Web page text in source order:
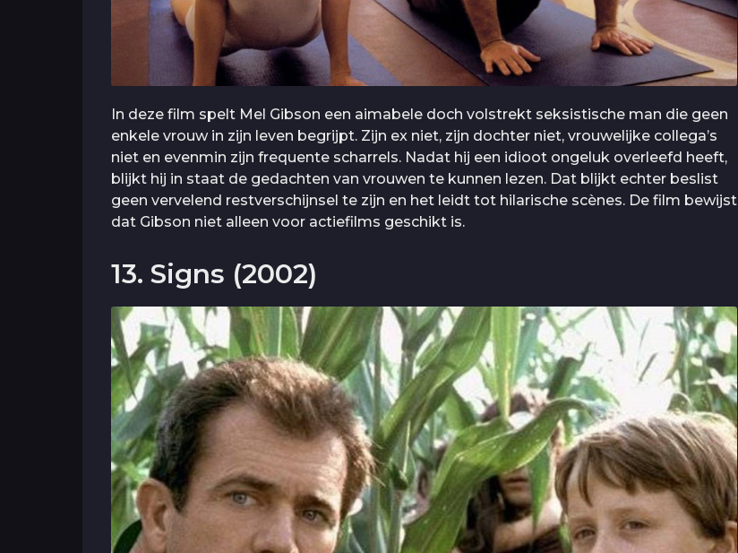
In deze film spelt Mel Gibson een aimabele doch volstrekt seksistische man die geen
enkele vrouw in zijn leven begrijpt. Zijn ex niet, zijn dochter niet, vrouwelijke collega’s
niet en evenmin zijn frequente scharrels. Nadat hij een idioot ongeluk overleefd heeft,
blijkt hij in staat de gedachten van vrouwen te kunnen lezen. Dat blijkt echter beslist
geen vervelend restverschijnsel te zijn en het leidt tot hilarische scènes. De film bewijst
dat Gibson niet alleen voor actiefilms geschikt is.
13. Signs (2002)